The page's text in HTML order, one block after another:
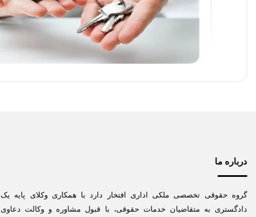
درباره ما
گروه حقوقی تخصصی ملکی اداری افتخار دارد با همکاری وکلای پایه یک
دادگستری به متقاضیان خدمات حقوقی، با قبول مشاوره و وکالت دعاوی